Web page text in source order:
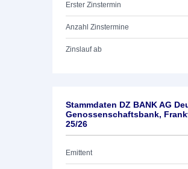
Erster Zinstermin
Anzahl Zinstermine
Zinslauf ab
Stammdaten DZ BANK AG
Genossenschaftsbank,
25/26
Emittent